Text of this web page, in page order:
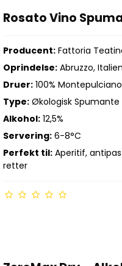
Rosato Vino
Producent: Fattoria
Oprindelse: Abruzzo, Italien
Druer: 100% Montepulciano
Type: Økologisk Spumante
Alkohol: 12,5%
Servering: 6-8°C
Perfekt til: Aperitif,
retter